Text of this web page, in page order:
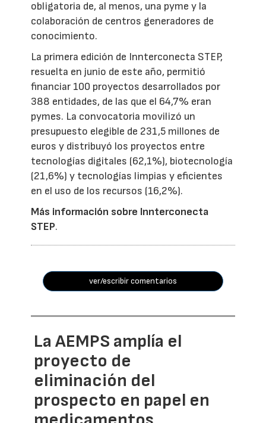
obligatoria de, al menos, una pyme y la
colaboración de centros generadores de
conocimiento.
La primera edición de Innterconecta STEP,
resuelta en junio de este año, permitió
financiar 100 proyectos desarrollados por
388 entidades, de las que el 64,7% eran
pymes. La convocatoria movilizó un
presupuesto elegible de 231,5 millones de
euros y distribuyó los proyectos entre
tecnologías digitales (62,1%), biotecnología
(21,6%) y tecnologías limpias y eficientes
en el uso de los recursos (16,2%).
Más información sobre Innterconecta
STEP.
ver/escribir comentarios
La AEMPS amplía el
proyecto de
eliminación del
prospecto en papel en